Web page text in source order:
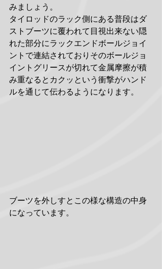
みましょう。
タイロッドのラック側にある普段はダ
ストブーツに覆われて目視出来ない隠
れた部分にラックエンドボールジョイ
ントで連結されておりそのボールジョ
イントグリースが切れて金属摩擦が積
み重なるとカクッという衝撃がハンド
ルを通じて伝わるようになります。
ブーツを外しすとこの様な構造の中身
になっています。